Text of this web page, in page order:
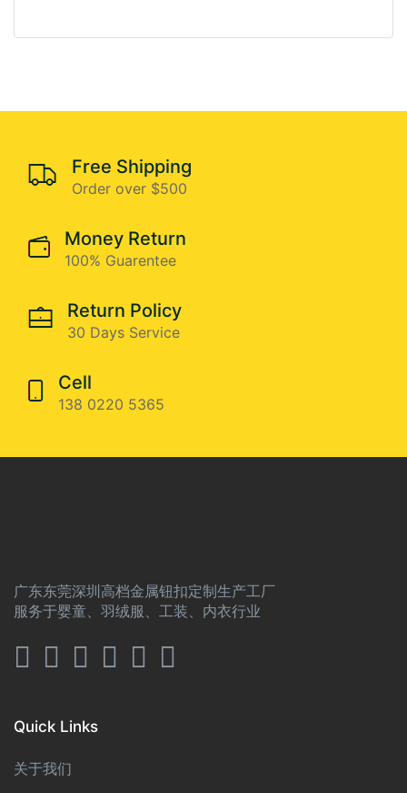
Free Shipping
Order over $500
Money Return
100% Guarentee
Return Policy
30 Days Service
Cell
138 0220 5365
广东东莞深圳高档金属钮扣定制生产工厂
服务于婴童、羽绒服、工装、内衣行业
Quick Links
关于我们